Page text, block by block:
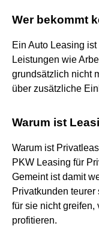
Wer bekommt
Ein Auto Leasing
Leistungen wie
grundsätzlich nicht
über zusätzliche
Warum ist
Warum ist
PKW Leasing für
Gemeint ist damit
Privatkunden
für sie nicht greifen,
profitieren.